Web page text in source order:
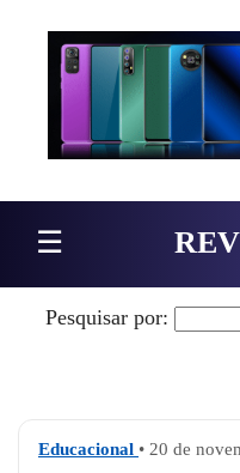
Pular para o conteúdo
☰
Pesquisar por:
Educacional • 20 de